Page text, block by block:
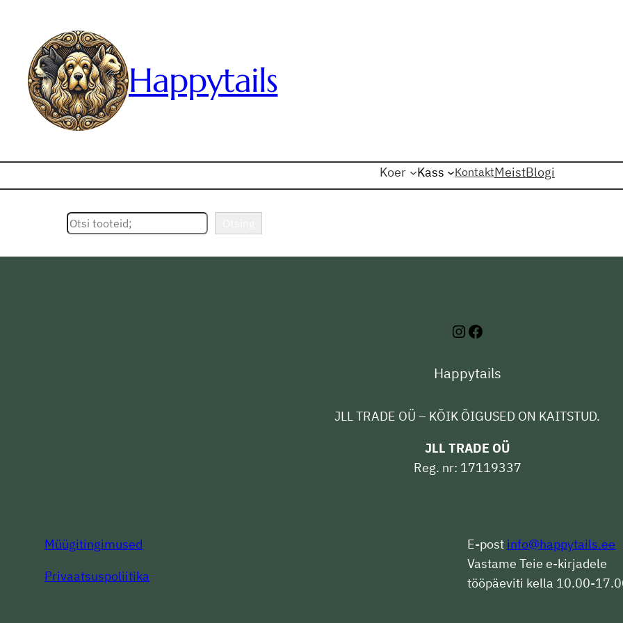
Happytails
Koer Kass KontaktMeistBlogi
Otsing
Instagram
Facebook
Happytails
JLL TRADE OÜ – KÕIK ÕIGUSED ON KAITSTUD.
JLL TRADE OÜ
Reg. nr: 17119337
Müügitingimused
Privaatsuspoliitika
E-post info@happytails.ee
Vastame Teie e-kirjadele
tööpäeviti kella 10.00-